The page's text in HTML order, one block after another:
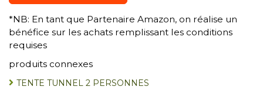
*NB: En tant que Partenaire Amazon, on réalise un
bénéfice sur les achats remplissant les conditions
requises
produits connexes
TENTE TUNNEL 2 PERSONNES